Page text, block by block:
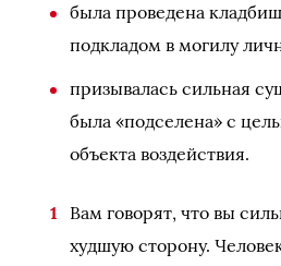
была проведена
подкладом в могилу
призывалась сильная
была «подселена» с
объекта воздействия.
Вам говорят, что вы
худшую сторону.